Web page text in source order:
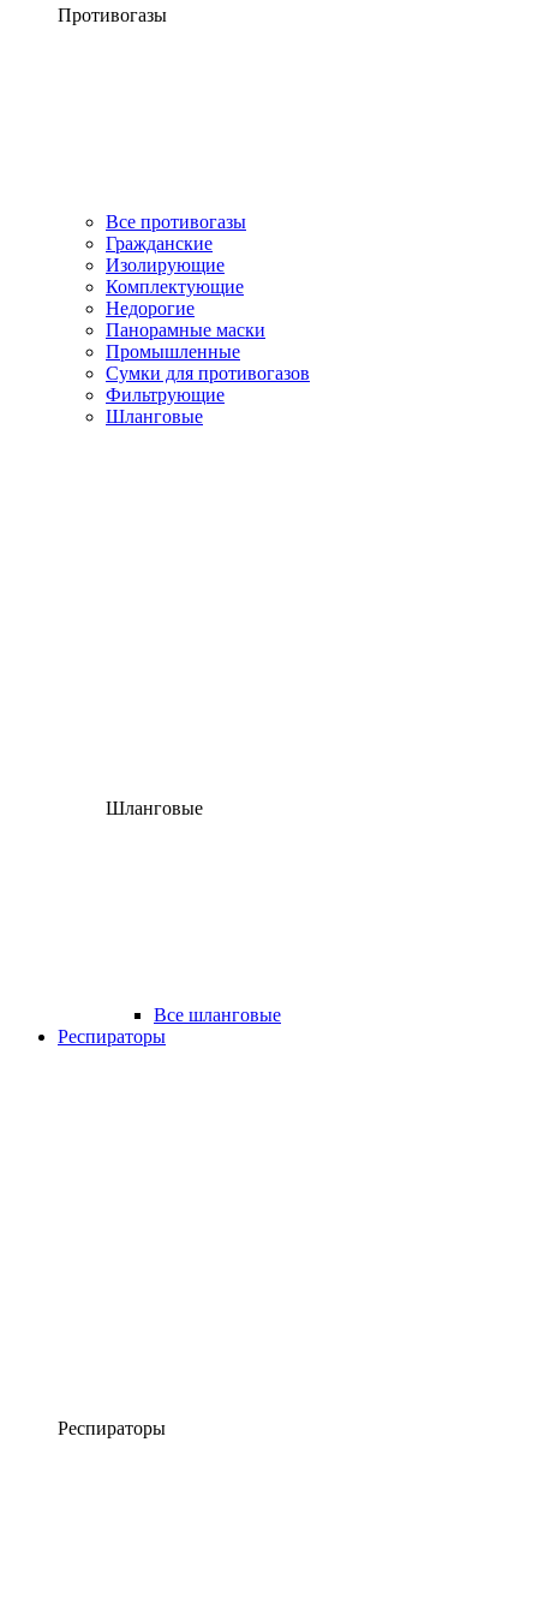
Противогазы
Все противогазы
Гражданские
Изолирующие
Комплектующие
Недорогие
Панорамные маски
Промышленные
Сумки для противогазов
Фильтрующие
Шланговые
Шланговые
Все шланговые
Респираторы
Респираторы